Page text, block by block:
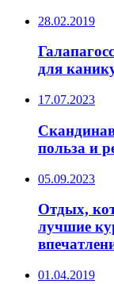
28.02.2019
для
17.07.2023
польза и
05.09.2023
Отдых,
лучшие
01.04.2019